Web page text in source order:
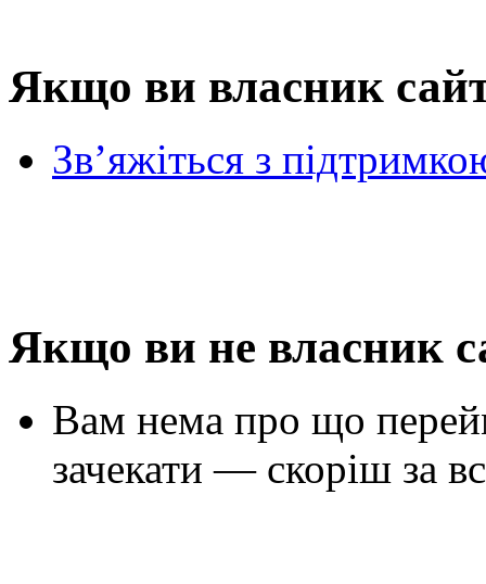
Якщо ви власник
Зв’яжіться з
Якщо ви не власник
Вам нема про що
зачекати — скоріш за